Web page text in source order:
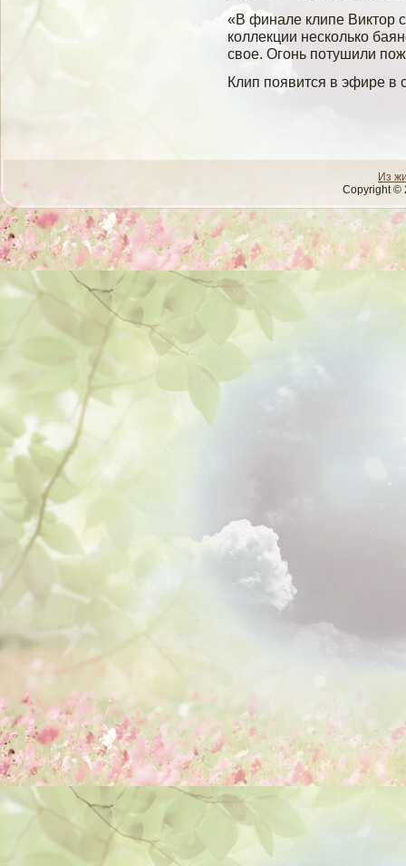
«В финале клипе Виктор
коллекции несколько
свое. Огонь потушили
Клип появится в эфире в
Из
Copyright ©